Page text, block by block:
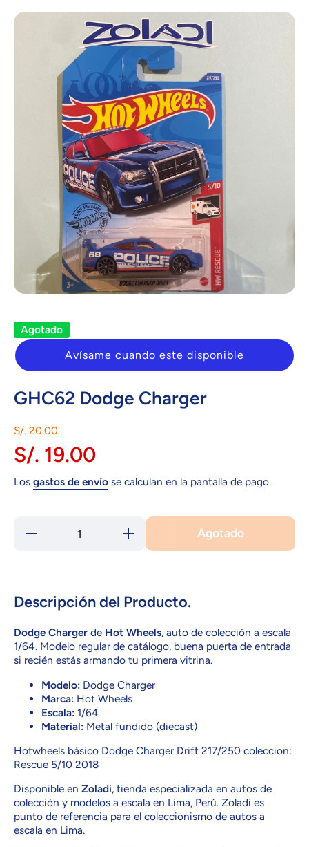
Ir directamente a la información del producto
Agotado
Avísame cuando este disponible
GHC62 Dodge Charger
S/. 20.00
S/. 19.00
Los gastos de envío se calculan en la pantalla de pago.
Reducir
Aumentar
cantidad
para
Agotado
Descripción del Producto.
Dodge Charger de Hot Wheels, auto de colección a escala
1/64. Modelo regular de catálogo, buena puerta de entrada
si recién estás armando tu primera vitrina.
Modelo: Dodge Charger
Marca: Hot Wheels
Escala: 1/64
Material: Metal fundido (diecast)
Hotwheels básico Dodge Charger Drift 217/250 coleccion:
Rescue 5/10 2018
Disponible en Zoladi, tienda especializada en autos de
colección y modelos a escala en Lima, Perú. Zoladi es
punto de referencia para el coleccionismo de autos a
escala en Lima.